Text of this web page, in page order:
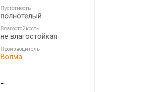
Пустотность
полнотелый
Влагостойкость
не влагостойкая
Производитель
Волма
-